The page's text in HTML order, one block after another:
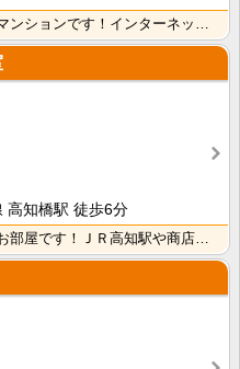
学園大エリアの女性専用ネット無料マンションです！インターネット月額接続使用無料なので、月々の生活費の･･･
高知橋駅 徒歩6分
高知市中心街のひとり暮らし向けのお部屋です！ＪＲ高知駅や商店街にも歩いて行ける距離の便利な立地です！･･･